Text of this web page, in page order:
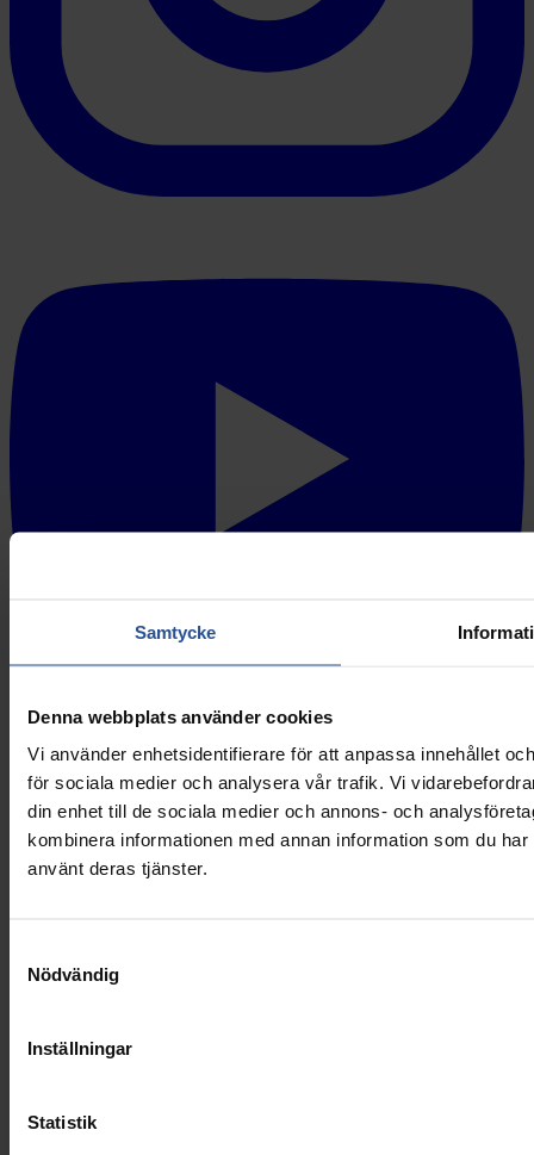
Samtycke
Denna webbplats använder cookies
Vi använder enhetsidentifierare för att anpassa innehållet
för sociala medier och analysera vår trafik. Vi
din enhet till de sociala medier och annons- och
kombinera informationen med annan information som du
använt deras tjänster.
Nödvändig
Inställningar
Statistik
Certifieringar